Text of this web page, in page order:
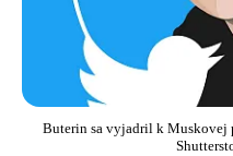
Buterin sa vyjadril k Muskovej